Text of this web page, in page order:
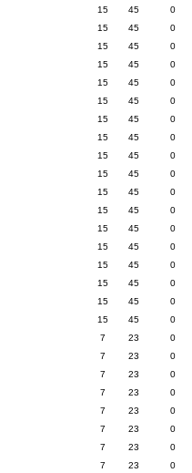
15 45 0
15 45 0
15 45 0
15 45 0
15 45 0
15 45 0
15 45 0
15 45 0
15 45 0
15 45 0
15 45 0
15 45 0
15 45 0
15 45 0
15 45 0
15 45 0
15 45 0
15 45 0
7 23 0
7 23 0
7 23 0
7 23 0
7 23 0
7 23 0
7 23 0
7 23 0